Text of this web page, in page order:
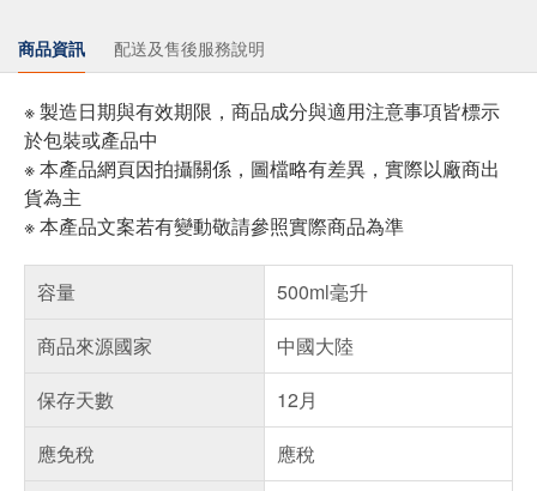
商品資訊 配送及售後服務說明
※ 製造日期與有效期限，商品成分與適用注意事項皆標示
於包裝或產品中
※ 本產品網頁因拍攝關係，圖檔略有差異，實際以廠商出
貨為主
※ 本產品文案若有變動敬請參照實際商品為準
容量
500ml毫升
商品來源國家
中國大陸
保存天數
12月
應免稅
應稅